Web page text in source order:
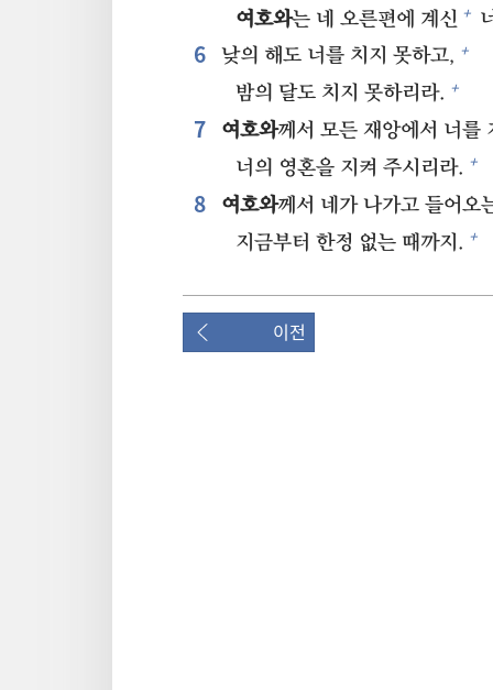
여호와는 네 오른편에 계신 +
6⁠ 낮의 해도 너를 치지 못하고, +
밤의 달도 치지 못하리라. +
7⁠ 여호와께서 모든 재앙에서 너를
너의 영혼을 지켜 주시리라. +
8⁠ 여호와께서 네가 나가고 들어오
지금부터 한정 없는 때까지. +
이전